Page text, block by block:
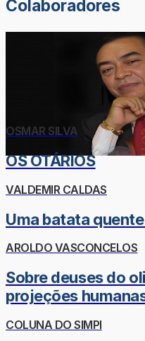
Colaboradores
OSMAR SILVA
OS OTÁRIOS
VALDEMIR CALDAS
Uma batata
AROLDO VASCONCELOS
Sobre deuses do
projeções
COLUNA DO SIMPI